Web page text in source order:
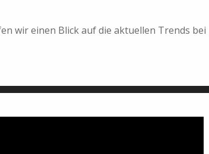
wir einen Blick auf die aktuellen Trends